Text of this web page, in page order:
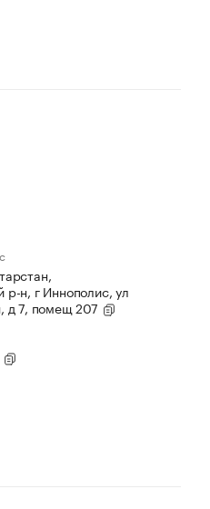
р-н, г Иннополис, ул
д 7, помещ 207